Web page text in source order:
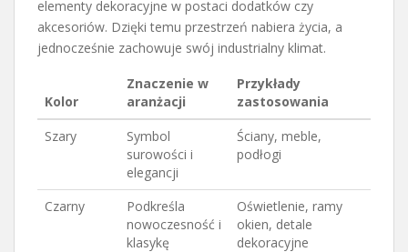
elementy dekoracyjne w postaci dodatków czy
akcesoriów. Dzięki temu przestrzeń nabiera życia, a
jednocześnie zachowuje swój industrialny klimat.
Kolor
Znaczenie w
aranżacji
Przykłady
zastosowania
Szary
Symbol
surowości i
elegancji
Ściany, meble,
podłogi
Czarny
Podkreśla
nowoczesność i
klasykę
Oświetlenie, ramy
okien, detale
dekoracyjne